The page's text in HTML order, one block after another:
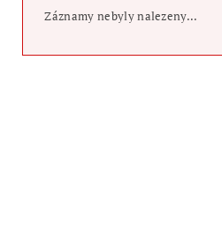
Záznamy nebyly nalezeny...